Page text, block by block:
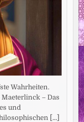
Wahrheiten.
– Das
und
[...]